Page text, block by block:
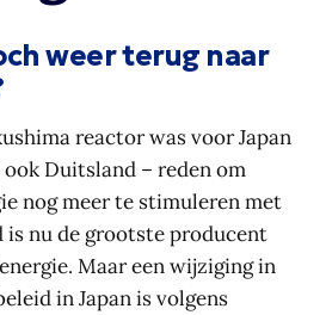
weer terug naar
reactor was voor Japan
Duitsland – reden om
nog meer te stimuleren met
is nu de grootste producent
Maar een wijziging in
in Japan is volgens